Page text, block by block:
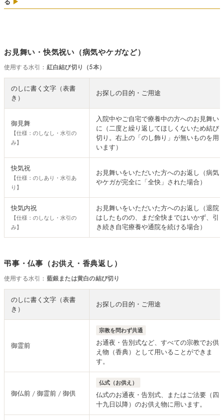
お見舞い・快気祝い（病気やケガなど）
使用する水引： 紅白結び切り（5本）
のしに書く文字（表書
き）
お探しの目的・ご用途
御見舞
【仕様：のしなし・水引の
み】
入院中やご自宅で療養中の方へのお見舞い
に（二度と繰り返してほしくないため結び
切り。右上の「のし飾り」が無いものを用
います）
快気祝
【仕様：のしあり・水引あ
り】
お見舞いをいただいた方へのお返し（病気
やケガが完全に「全快」された場合）
快気内祝
【仕様：のしなし・水引の
み】
お見舞いをいただいた方へのお返し（退院
はしたものの、まだ全快まではいかず、引
き続き自宅療養や通院を続ける場合）
弔事・仏事（お供え・香典返し）
使用する水引： 藍銀または黄白の結び切り
のしに書く文字（表書
き）
お探しの目的・ご用途
御霊前
宗教を問わず共通
お通夜・告別式など、すべての宗教でお供
え物（香典）として用いることができま
す。
御仏前 / 御霊前 / 御供
仏式（お供え）
仏式のお通夜・告別式、またはご法要（四
十九日以降）のお供え物に用います。